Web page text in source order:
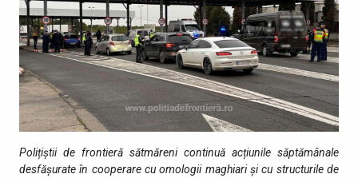
Polițiștii de frontieră sătmăreni continuă acțiunile săptămânale
desfășurate în cooperare cu omologii maghiari și cu structurile de